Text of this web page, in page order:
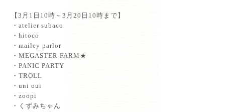
【3月1日10時～3月20日10時まで】⁡
⁡・atelier subaco⁡
⁡・hitoco⁡
⁡・mailey parlor⁡
⁡・MEGASTER FARM★⁡
⁡・PANIC PARTY⁡
⁡・TROLL⁡
⁡・uni oui⁡
⁡・zoopi⁡
⁡・くずみちゃん⁡